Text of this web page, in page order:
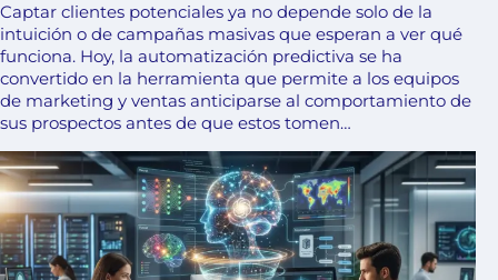
Captar clientes potenciales ya no depende solo de la
intuición o de campañas masivas que esperan a ver qué
funciona. Hoy, la automatización predictiva se ha
convertido en la herramienta que permite a los equipos
de marketing y ventas anticiparse al comportamiento de
sus prospectos antes de que estos tomen…